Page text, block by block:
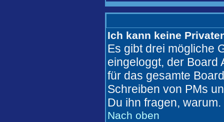
Ich kann keine
Es gibt drei mögliche
eingeloggt, der Board
für das gesamte
Schreiben von PMs
Du ihn fragen, warum.
Nach oben